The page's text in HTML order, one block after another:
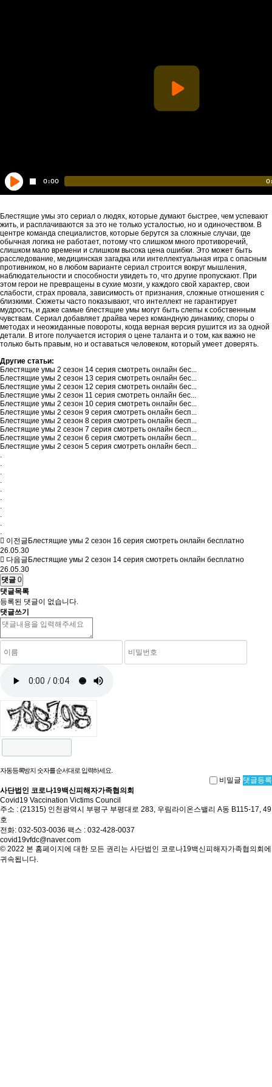
Блестящие умы это сериал о людях, которые думают быстрее, чем успевают
жить, и расплачиваются за это не только усталостью, но и одиночеством. В
центре команда специалистов, которые берутся за сложные случаи, где
обычная логика не работает, потому что слишком много противоречий,
слишком мало времени и слишком высока цена ошибки. Это может быть
расследование, медицинская загадка или интеллектуальная игра с опасным
противником, но в любом варианте сериал строится вокруг мышления,
наблюдательности и способности увидеть то, что другие пропускают. При
этом герои не превращены в сухие мозги, у каждого свой характер, свои
слабости, страх провала, зависимость от признания, сложные отношения с
близкими. Сюжеты часто показывают, что интеллект не гарантирует
мудрость, и даже самые блестящие умы могут быть слепы к собственным
чувствам. Сериал добавляет драйва через командную динамику, споры о
методах и неожиданные повороты, когда верная версия рушится из за одной
детали. В итоге получается история о цене таланта и о том, как важно не
только быть правым, но и оставаться человеком, который умеет доверять.
Другие статьи:
Блестящие умы 2 сезон 14 серия смотреть онлайн бес...
Блестящие умы 2 сезон 13 серия смотреть онлайн бес...
Блестящие умы 2 сезон 12 серия смотреть онлайн бес...
Блестящие умы 2 сезон 11 серия смотреть онлайн бес...
Блестящие умы 2 сезон 10 серия смотреть онлайн бес...
Блестящие умы 2 сезон 9 серия смотреть онлайн бесп...
Блестящие умы 2 сезон 8 серия смотреть онлайн бесп...
Блестящие умы 2 сезон 7 серия смотреть онлайн бесп...
Блестящие умы 2 сезон 6 серия смотреть онлайн бесп...
Блестящие умы 2 сезон 5 серия смотреть онлайн бесп...
.
.
.
.
.
.
.
.
.
.
이전글 Блестящие умы 2 сезон 16 серия смотреть онлайн бесплатно
26.05.30
다음글 Блестящие умы 2 сезон 14 серия смотреть онлайн бесплатно
26.05.30
댓글 0
댓글목록
등록된 댓글이 없습니다.
댓글쓰기
자동등록방지 숫자를 순서대로 입력하세요.
비밀글 댓글등록
사단법인 코로나19백신피해자가족협의회
Covid19 Vaccination Victims Council
주소 : (21315) 인천광역시 부평구 부평대로 283, 우림라이온스밸리 A동 B115-17, 49
호
전화: 032-503-0036 팩스 : 032-428-0037
covid19vfdc@naver.com
© 2022 본 홈페이지에 대한 모든 권리는 사단법인 코로나19백신피해자가족협의회에
귀속됩니다.